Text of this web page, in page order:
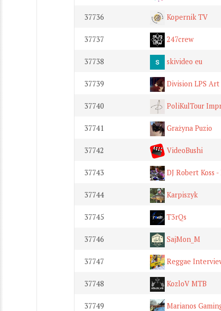
37736 Kopernik TV
37737 247crew
37738 skivideo eu
37739 Division LPS Art
37740 PoliKulTour
37741 Grażyna Puzio
37742 VideoBushi
37743 DJ Robert Koss
37744 Karpiszyk
37745 T3rQs
37746 SajMon_M
37747 Reggae
37748 KozloV MTB
37749 Marianos